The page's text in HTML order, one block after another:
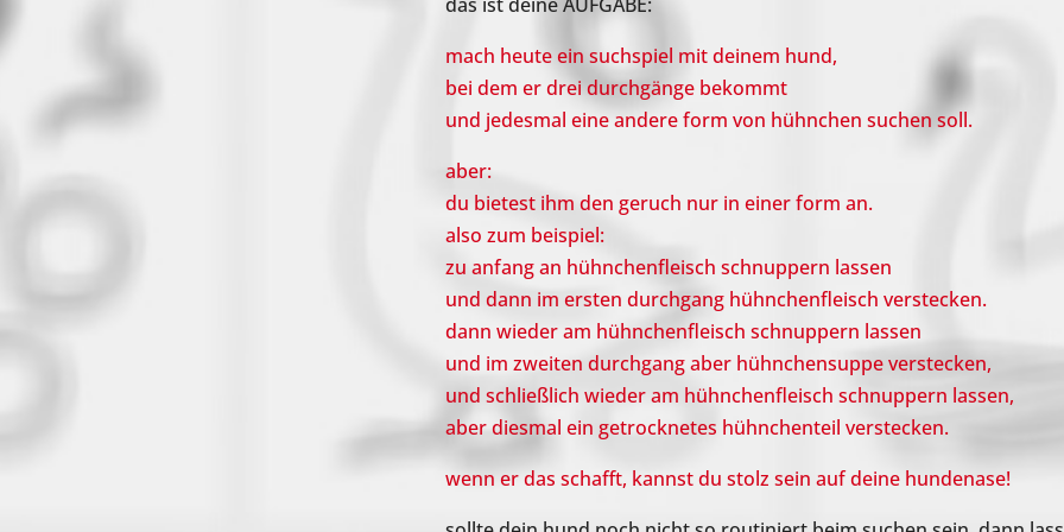
mach heute ein suchspiel mit deinem hund,
bei dem er drei durchgänge bekommt
und jedesmal eine andere form von hühnchen suchen soll.
aber:
du bietest ihm den geruch nur in einer form an.
also zum beispiel:
zu anfang an hühnchenfleisch schnuppern lassen
und dann im ersten durchgang hühnchenfleisch verstecken.
dann wieder am hühnchenfleisch schnuppern lassen
und im zweiten durchgang aber hühnchensuppe verstecken,
und schließlich wieder am hühnchenfleisch schnuppern lassen,
aber diesmal ein getrocknetes hühnchenteil verstecken.
wenn er das schafft, kannst du stolz sein auf deine hundenase!